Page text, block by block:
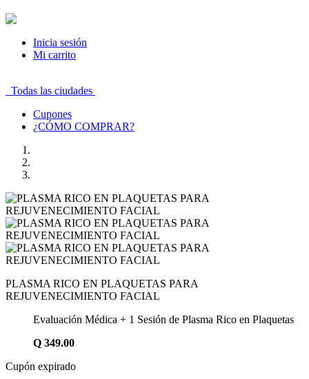
Inicia sesión
Mi carrito
Todas las ciudades
Cupones
¿CÓMO COMPRAR?
PLASMA RICO EN PLAQUETAS PARA
REJUVENECIMIENTO FACIAL
Evaluación Médica + 1 Sesión de Plasma Rico en Plaquetas
Q 349.00
Cupón expirado